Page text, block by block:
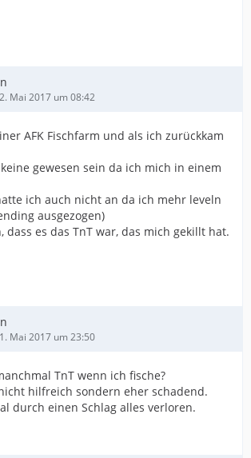
2. Mai 2017 um 08:42
AFK Fischfarm und als ich zurückkam
gewesen sein da ich mich in einem
ich auch nicht an da ich mehr leveln
ausgezogen)
dass es das TnT war, das mich gekillt hat.
1. Mai 2017 um 23:50
TnT wenn ich fische?
hilfreich sondern eher schadend.
durch einen Schlag alles verloren.